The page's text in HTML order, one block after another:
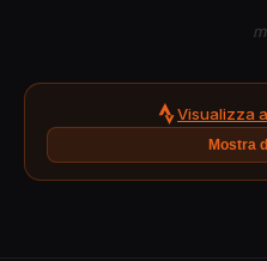
Visualizza
Mostra